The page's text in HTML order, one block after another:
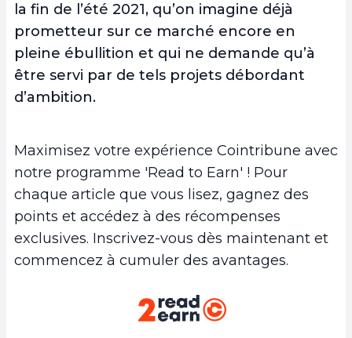
la fin de l’été 2021, qu’on imagine déjà
prometteur sur ce marché encore en
pleine ébullition et qui ne demande qu’à
être servi par de tels projets débordant
d’ambition.
Maximisez votre expérience Cointribune avec
notre programme 'Read to Earn' ! Pour
chaque article que vous lisez, gagnez des
points et accédez à des récompenses
exclusives. Inscrivez-vous dès maintenant et
commencez à cumuler des avantages.